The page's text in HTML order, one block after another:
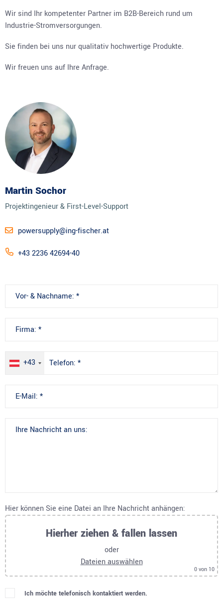
Wir sind Ihr kompetenter Partner im B2B-Bereich rund um
Industrie-Stromversorgungen.
Sie finden bei uns nur qualitativ hochwertige Produkte.
Wir freuen uns auf Ihre Anfrage.
Martin Sochor
Projektingenieur & First-Level-Support
powersupply@ing-fischer.at
+43 2236 42694-40
+43
Hier können Sie eine Datei an Ihre Nachricht anhängen:
Hierher ziehen & fallen lassen
oder
Dateien auswählen
0 von 10
Ich möchte telefonisch kontaktiert werden.